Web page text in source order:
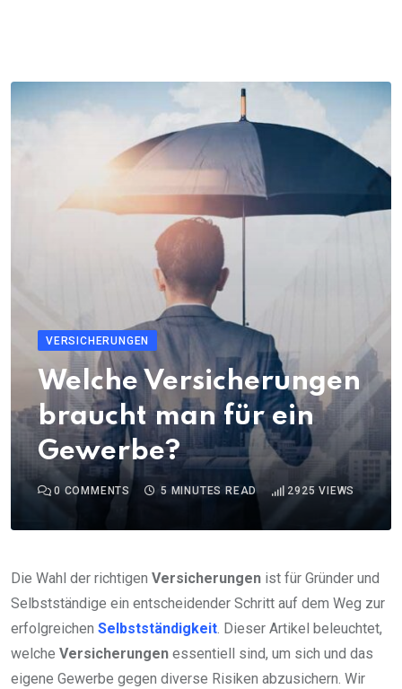
VERSICHERUNGEN
Welche Versicherungen
braucht man für ein
Gewerbe?
0 COMMENTS 5 MINUTES READ 2925 VIEWS
Die Wahl der richtigen Versicherungen ist für Gründer und
Selbstständige ein entscheidender Schritt auf dem Weg zur
erfolgreichen Selbstständigkeit. Dieser Artikel beleuchtet,
welche Versicherungen essentiell sind, um sich und das
eigene Gewerbe gegen diverse Risiken abzusichern. Wir